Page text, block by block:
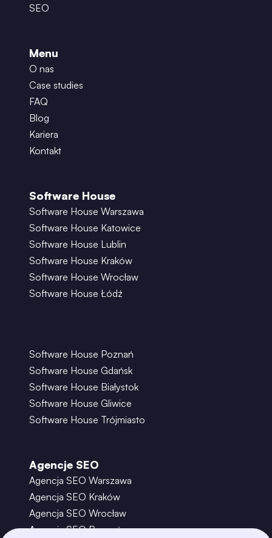
SEO
Menu
O nas
Case studies
FAQ
Blog
Kariera
Kontakt
Software House
Software House Warszawa
Software House Katowice
Software House Lublin
Software House Kraków
Software House Wrocław
Software House Łódź
Software House Poznań
Software House Gdańsk
Software House Białystok
Software House Gliwice
Software House Trójmiasto
Agencje SEO
Agencja SEO Warszawa
Agencja SEO Kraków
Agencja SEO Wrocław
Agencja SEO Poznań